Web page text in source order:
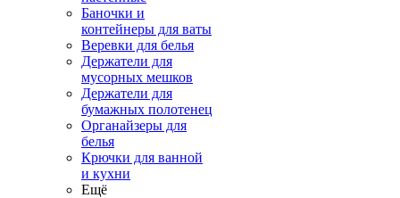
Баночки и
контейнеры для ваты
Веревки для белья
Держатели для
мусорных мешков
Держатели для
бумажных полотенец
Органайзеры для
белья
Крючки для ванной
и кухни
Ещё